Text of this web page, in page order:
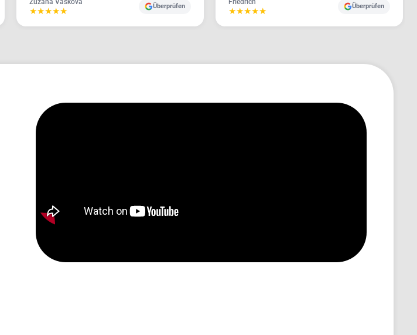
immer wieder bei Plotbase."
Zuzana Vasková
★★★★★ Überprüfen Friedrich
★★★★★ Überprüfen